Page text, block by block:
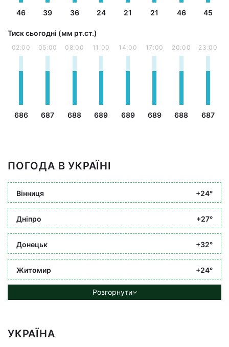
46 39 36 24 21 21 46 45
Тиск сьогодні (мм рт.ст.)
02:00
686
05:00
687
08:00
688
11:00
689
14:00
689
17:00
689
20:00
688
23:00
687
ПОГОДА В УКРАЇНІ
Вінниця +24°
Дніпро +27°
Донецьк +32°
Житомир +24°
Розгорнути
УКРАЇНА